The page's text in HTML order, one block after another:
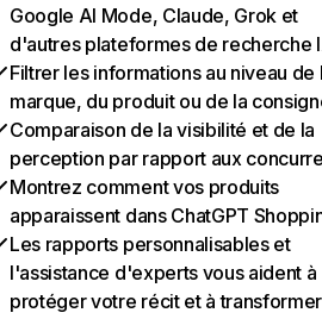
Google AI Mode, Claude, Grok et
d'autres plateformes de recherche
Filtrer les informations au niveau de
marque, du produit ou de la
Comparaison de la visibilité et de la
perception par rapport aux
Montrez comment vos produits
apparaissent dans ChatGPT
Les rapports personnalisables et
l'assistance d'experts vous aident à
protéger votre récit et à